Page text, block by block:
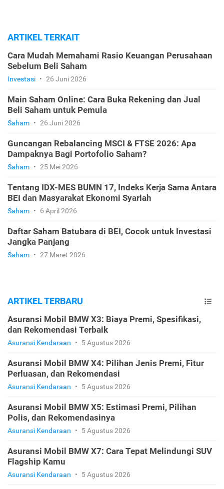
ARTIKEL TERKAIT
Cara Mudah Memahami Rasio Keuangan Perusahaan
Sebelum Beli Saham
Investasi • 26 Juni 2026
Main Saham Online: Cara Buka Rekening dan Jual
Beli Saham untuk Pemula
Saham • 26 Juni 2026
Guncangan Rebalancing MSCI & FTSE 2026: Apa
Dampaknya Bagi Portofolio Saham?
Saham • 25 Mei 2026
Tentang IDX-MES BUMN 17, Indeks Kerja Sama Antara
BEI dan Masyarakat Ekonomi Syariah
Saham • 6 April 2026
Daftar Saham Batubara di BEI, Cocok untuk Investasi
Jangka Panjang
Saham • 27 Maret 2026
ARTIKEL TERBARU
Asuransi Mobil BMW X3: Biaya Premi, Spesifikasi,
dan Rekomendasi Terbaik
Asuransi Kendaraan • 5 Agustus 2026
Asuransi Mobil BMW X4: Pilihan Jenis Premi, Fitur
Perluasan, dan Rekomendasi
Asuransi Kendaraan • 5 Agustus 2026
Asuransi Mobil BMW X5: Estimasi Premi, Pilihan
Polis, dan Rekomendasinya
Asuransi Kendaraan • 5 Agustus 2026
Asuransi Mobil BMW X7: Cara Tepat Melindungi SUV
Flagship Kamu
Asuransi Kendaraan • 5 Agustus 2026